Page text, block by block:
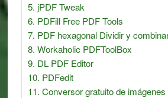
jPDF Tweak
PDFill Free PDF Tools
PDF hexagonal Dividir y
Workaholic PDFToolBox
DL PDF Editor
PDFedit
Conversor gratuito de